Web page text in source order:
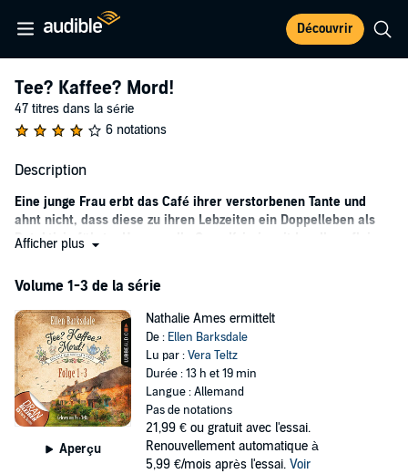
Découvrir
Tee? Kaffee? Mord!
47 titres dans la série
6 notations
Description
Eine junge Frau erbt das Café ihrer verstorbenen Tante und
ahnt nicht, dass diese zu ihren Lebzeiten ein Doppelleben als
Detektivin führte. Humorvolle Cosy-Krimis mit Landhausflair
Nathalie Ames lebt in Liverpool und arbeitet als Statistikerin, als sie
beschaulichen Örtchen Earlsraven erbt. Kurzentschlossen tritt sie
das Erbe an und zieht aufs Land. Dort angekommen erfährt sie,
dass ihre Tante ein Doppelleben führte. Zusammen mit Louise, der
Köchin des Restaurants und ehemaligen Agentin der britischen
Krone, hat die findige Dame regelmäßig Kriminalfälle gelöst. Nathalie
übernimmt auch diesen Dienst und stellt zu ihrer eigenen
Überraschung fest, dass der Spürsinn durchaus in der Familie liegt.
Die Reihe "Kaffee? Tee? Mord!" ist das schriftstellerische Debüt von
Afficher plus
Volume 1-3 de la série
Aperçu
Nathalie Ames ermittelt
De : Ellen Barksdale
Lu par :Vera Teltz
Durée : 13 h et 19 min
Langue : Allemand
Pas de notations
21,99 € ou gratuit avec l'essai.
Renouvellement automatique à
5,99 €/mois après l'essai. Voir